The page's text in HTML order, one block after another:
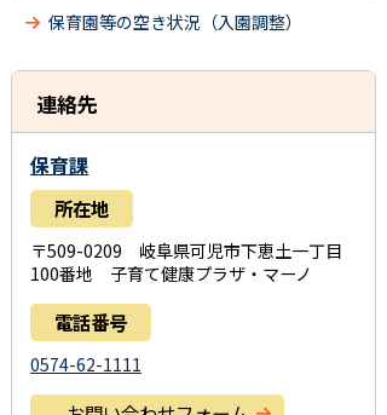
保育園等の空き状況（入園調整）
連絡先
保育課
所在地
〒509-0209 岐阜県可児市下恵土一丁目
100番地 子育て健康プラザ・マーノ
電話番号
0574-62-1111